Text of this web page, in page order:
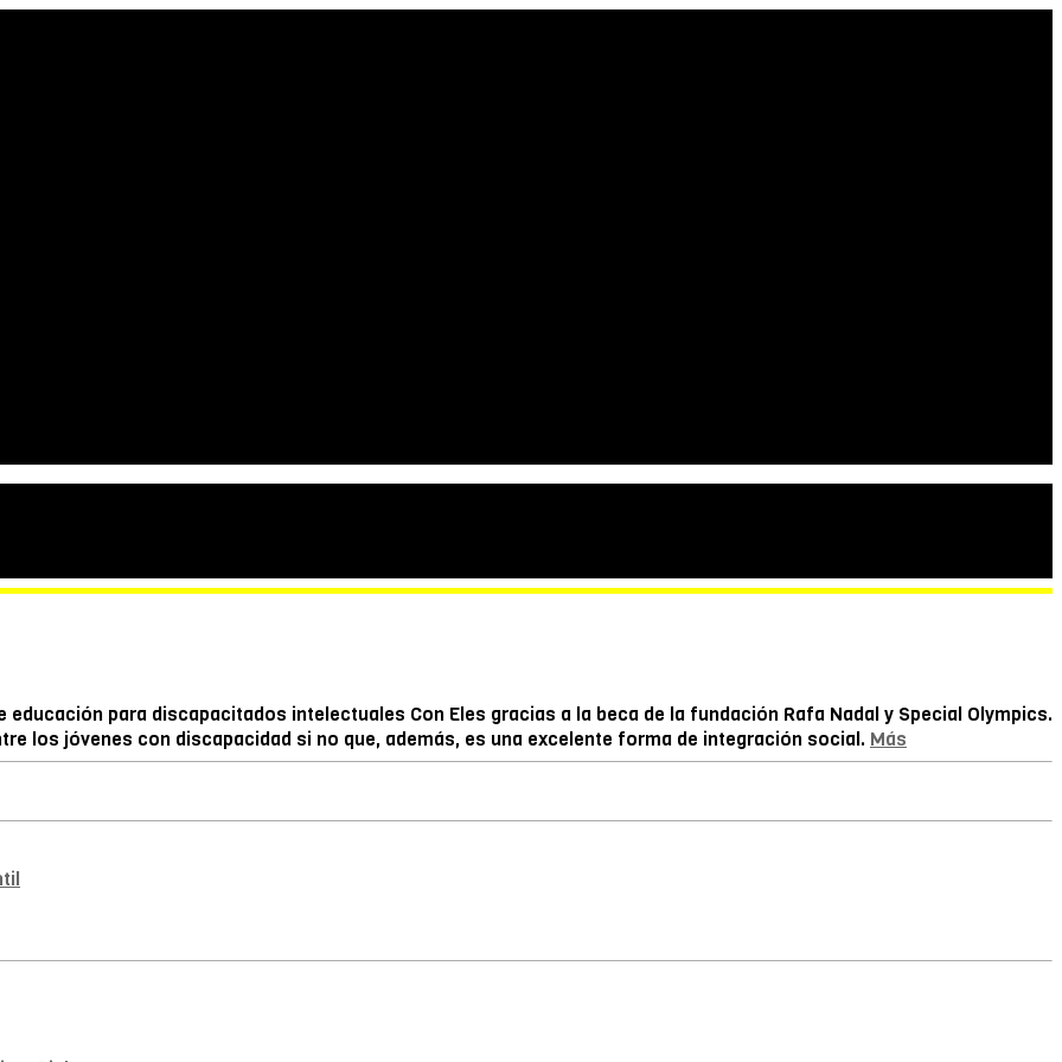
para discapacitados intelectuales Con Eles gracias a la beca de la fundación Rafa Nadal y Special Olympics.
los jóvenes con discapacidad si no que, además, es una excelente forma de integración social. Más